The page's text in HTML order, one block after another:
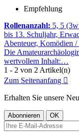
Empfehlung
Rollenanzahl: 5, 5
bis 13. Schuljahr,
Abenteuer, Komödien /
Die
wertvollem Inhalt:…
1 - 2 von 2 Artikel(n)
Zum Seitenanfang 
Erhalten Sie unsere